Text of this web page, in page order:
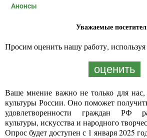
Анонсы
Уважаемые
Просим оценить нашу работу,
оценить
Ваше мнение важно не только для
культуры России. Оно поможет
удовлетворенности граждан РФ
культуры, искусства и народного
Опрос будет доступен с 1 января 2025